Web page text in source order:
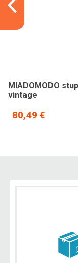
MIADOMODO
vintage
80,49 €